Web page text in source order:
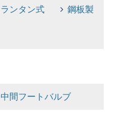
ランタン式 鋼板製
中間フートバルブ